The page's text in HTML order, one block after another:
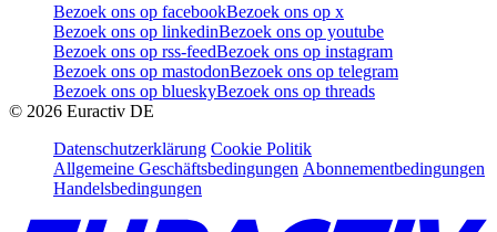
Bezoek ons op facebookBezoek ons op x
Bezoek ons op linkedinBezoek ons op youtube
Bezoek ons op rss-feedBezoek ons op instagram
Bezoek ons op mastodonBezoek ons op telegram
Bezoek ons op blueskyBezoek ons op threads
© 2026 Euractiv DE
Datenschutzerklärung Cookie Politik
Allgemeine Geschäftsbedingungen Abonnementbedingungen
Handelsbedingungen